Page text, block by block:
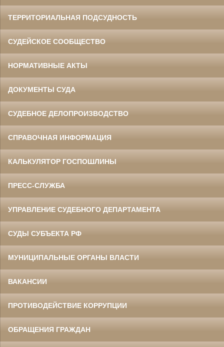
Судья Белгородского областного суда
в период с 1969 по 1994 гг.
Данилов Василий Степанович
Председатель Белгородского
в период с 1960 по 1973 гг.
Ермоленко Фаина Семеновна
Главный бухгалтер Белгородского
областного суда
ТЕРРИТОРИАЛЬНАЯ ПОДСУДНОСТЬ
СУДЕЙСКОЕ СООБЩЕСТВО
НОРМАТИВНЫЕ АКТЫ
ДОКУМЕНТЫ СУДА
СУДЕБНОЕ ДЕЛОПРОИЗВОДСТВО
СПРАВОЧНАЯ ИНФОРМАЦИЯ
КАЛЬКУЛЯТОР ГОСПОШЛИНЫ
ПРЕСС-СЛУЖБА
УПРАВЛЕНИЕ СУДЕБНОГО ДЕПАРТАМЕНТА
СУДЫ СУБЪЕКТА РФ
МУНИЦИПАЛЬНЫЕ ОРГАНЫ ВЛАСТИ
ВАКАНСИИ
ПРОТИВОДЕЙСТВИЕ КОРРУПЦИИ
ОБРАЩЕНИЯ ГРАЖДАН